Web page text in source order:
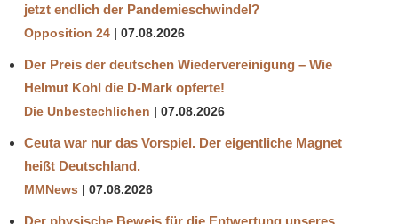
jetzt endlich der Pandemieschwindel?
Opposition 24 07.08.2026
Der Preis der deutschen Wiedervereinigung – Wie
Helmut Kohl die D‑Mark opferte!
Die Unbestechlichen 07.08.2026
Ceuta war nur das Vorspiel. Der eigentliche Magnet
heißt Deutschland.
MMNews 07.08.2026
Der physische Beweis für die Entwertung unseres